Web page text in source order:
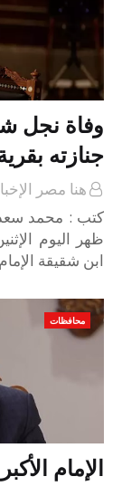
وفاة نجل
جنازته
هنا مصر
كتب : محمد
ظهر اليوم
ابن شقيقة
محافظات
الإمام